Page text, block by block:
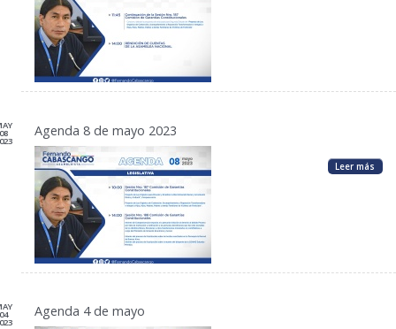
08 Agenda 8 de mayo 2023
Leer más
04 Agenda 4 de mayo